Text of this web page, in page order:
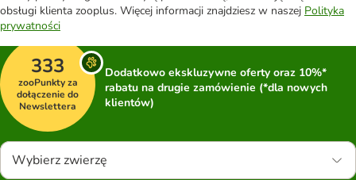
obsługi klienta zooplus. Więcej informacji znajdziesz w naszej Polityka
prywatności
333
zooPunkty za
dołączenie do
Newslettera
Dodatkowo ekskluzywne oferty oraz 10%*
rabatu na drugie zamówienie (*dla nowych
klientów)
Wybierz zwierzę